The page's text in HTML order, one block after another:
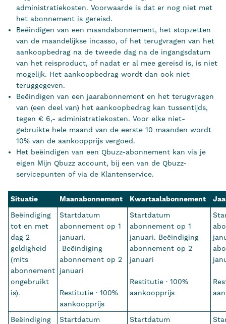
administratiekosten. Voorwaarde is dat er nog niet met
het abonnement is gereisd.
Beëindigen van een maandabonnement, het stopzetten
van de maandelijkse incasso, of het terugvragen van het
aankoopbedrag na de tweede dag na de ingangsdatum
van het reisproduct, of nadat er al mee gereisd is, is niet
mogelijk. Het aankoopbedrag wordt dan ook niet
teruggegeven.
Beëindigen van een jaarabonnement en het terugvragen
van (een deel van) het aankoopbedrag kan tussentijds,
tegen € 6,- administratiekosten. Voor elke niet-
gebruikte hele maand van de eerste 10 maanden wordt
10% van de aankoopprijs vergoed.
Het beëindigen van een Qbuzz-abonnement kan via je
eigen Mijn Qbuzz account, bij een van de Qbuzz-
servicepunten of via de Klantenservice.
Situatie Maanabonnement Kwartaalabonnement
Beëindiging
tot en met
dag 2
geldigheid
(mits
abonnement
ongebruikt
is).
Startdatum
abonnement op 1
januari.
Beëindiging
abonnement op 2
januari
Restitutie · 100%
aankoopprijs
Startdatum
abonnement op 1
januari. Beëindiging
abonnement op 2
januari
Restitutie · 100%
aankoopprijs
Beëindiging
Startdatum
Startdatum